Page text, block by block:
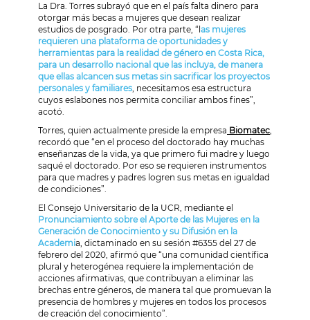
La Dra. Torres subrayó que en el país falta dinero para
otorgar más becas a mujeres que desean realizar
estudios de posgrado. Por otra parte, “l as mujeres
requieren una plataforma de oportunidades y
herramientas para la realidad de género en Costa Rica,
para un desarrollo nacional que las incluya, de manera
que ellas alcancen sus metas sin sacrificar los proyectos
personales y familiares, necesitamos esa estructura
cuyos eslabones nos permita conciliar ambos fines”,
acotó.
Torres, quien actualmente preside la empresa Biomatec,
recordó que “en el proceso del doctorado hay muchas
enseñanzas de la vida, ya que primero fui madre y luego
saqué el doctorado. Por eso se requieren instrumentos
para que madres y padres logren sus metas en igualdad
de condiciones”.
El Consejo Universitario de la UCR, mediante el
Pronunciamiento sobre el Aporte de las Mujeres en la
Generación de Conocimiento y su Difusión en la
Academia, dictaminado en su sesión #6355 del 27 de
febrero del 2020, afirmó que “una comunidad científica
plural y heterogénea requiere la implementación de
acciones afirmativas, que contribuyan a eliminar las
brechas entre géneros, de manera tal que promuevan la
presencia de hombres y mujeres en todos los procesos
de creación del conocimiento”.